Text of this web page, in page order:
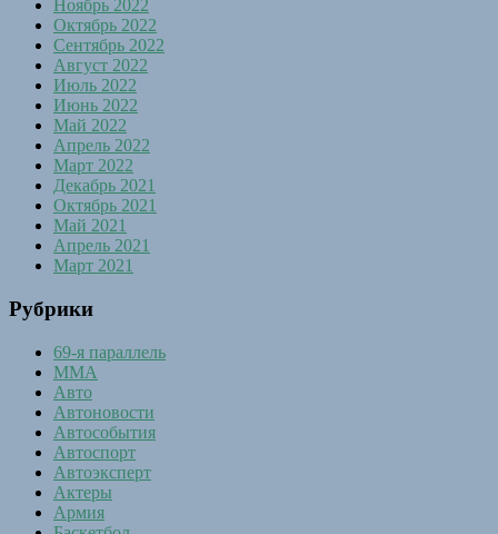
Ноябрь 2022
Октябрь 2022
Сентябрь 2022
Август 2022
Июль 2022
Июнь 2022
Май 2022
Апрель 2022
Март 2022
Декабрь 2021
Октябрь 2021
Май 2021
Апрель 2021
Март 2021
Рубрики
69-я параллель
MMA
Авто
Автоновости
Автособытия
Автоспорт
Автоэксперт
Актеры
Армия